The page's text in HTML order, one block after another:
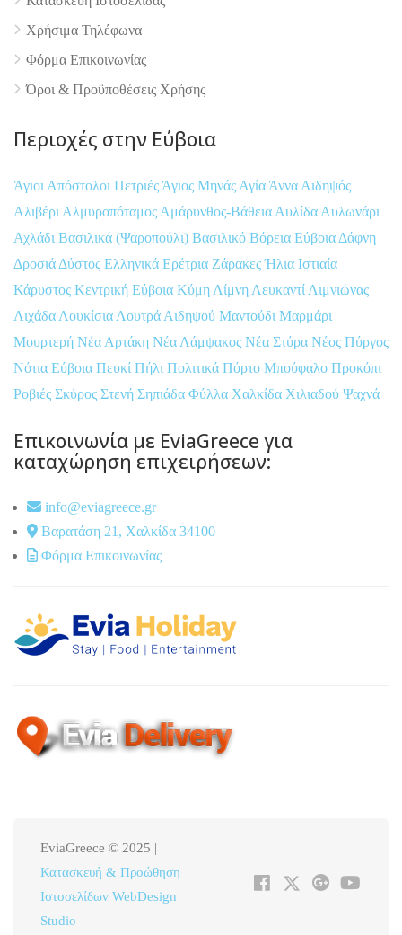
Χρήσιμα Τηλέφωνα
Φόρμα Επικοινωνίας
Όροι & Προϋποθέσεις Xρήσης
Περιοχές στην Εύβοια
Άγιοι Απόστολοι Πετριές Άγιος Μηνάς Αγία Άννα Αιδηψός
Αλιβέρι Αλμυροπόταμος Αμάρυνθος-Βάθεια Αυλίδα Αυλωνάρι
Αχλάδι Βασιλικά (Ψαροπούλι) Βασιλικό Βόρεια Εύβοια Δάφνη
Δροσιά Δύστος Ελληνικά Ερέτρια ΖάρακεςΉλια Ιστιαία
Κάρυστος Κεντρική Εύβοια Κύμη Λίμνη Λευκαντί Λιμνιώνας
Λιχάδα Λουκίσια Λουτρά Αιδηψού Μαντούδι Μαρμάρι
Μουρτερή Νέα Αρτάκη Νέα Λάμψακος Νέα Στύρα Νέος Πύργος
Νότια Εύβοια Πευκί Πήλι Πολιτικά Πόρτο Μπούφαλο Προκόπι
Ροβιές Σκύρος Στενή Σηπιάδα Φύλλα Χαλκίδα Χιλιαδού Ψαχνά
Επικοινωνία με EviaGreece για
καταχώρηση επιχειρήσεων:
info@eviagreece.gr
Βαρατάση 21, Χαλκίδα 34100
Φόρμα Επικοινωνίας
EviaGreece © 2025 |
Κατασκευή & Προώθηση
Ιστοσελίδων WebDesign
Studio